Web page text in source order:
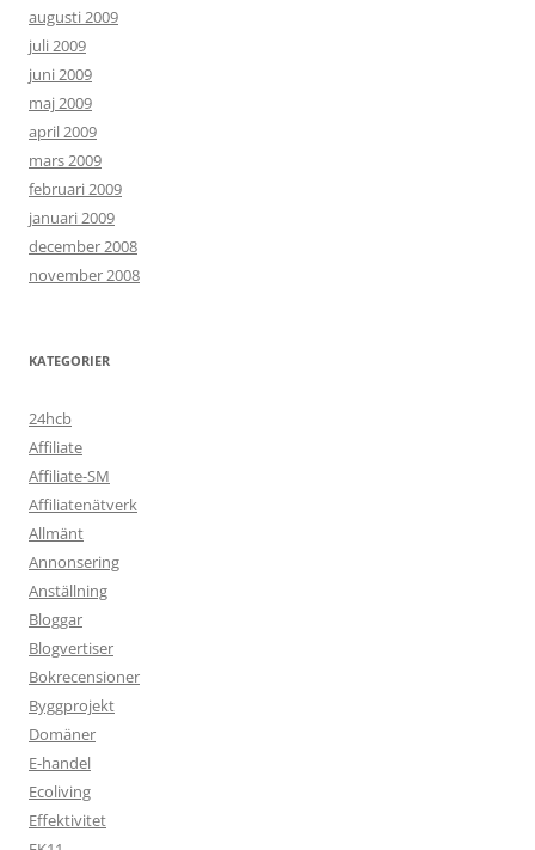
augusti 2009
juli 2009
juni 2009
maj 2009
april 2009
mars 2009
februari 2009
januari 2009
december 2008
november 2008
KATEGORIER
24hcb
Affiliate
Affiliate-SM
Affiliatenätverk
Allmänt
Annonsering
Anställning
Bloggar
Blogvertiser
Bokrecensioner
Byggprojekt
Domäner
E-handel
Ecoliving
Effektivitet